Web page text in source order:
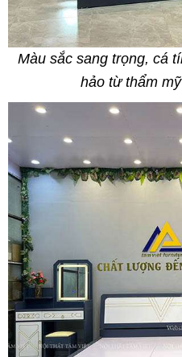
Màu sắc sang trọng, cá
hảo từ thẩm